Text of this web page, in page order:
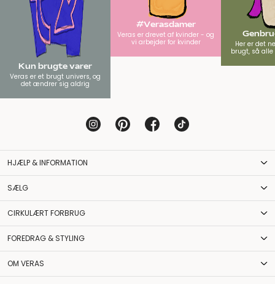
Kun brugte varer
Veras er et brugt univers, og
det ændrer sig aldrig
#Verasdamer
Veras er drevet af kvinder - og
vi arbejder for kvinder
Her er det
brugt, så
HJÆLP & INFORMATION
SÆLG
CIRKULÆRT FORBRUG
FOREDRAG & STYLING
OM VERAS